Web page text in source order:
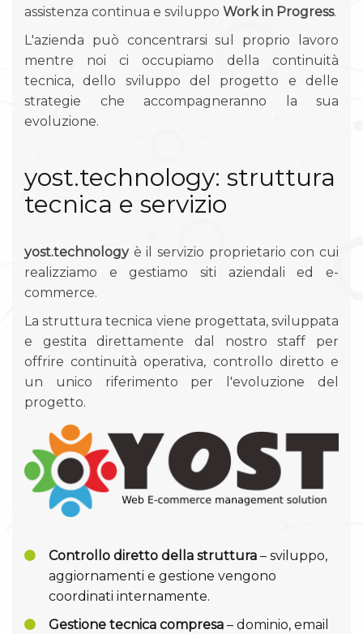
assistenza continua e sviluppo Work in Progress.
L'azienda può concentrarsi sul proprio lavoro
mentre noi ci occupiamo della continuità
tecnica, dello sviluppo del progetto e delle
strategie che accompagneranno la sua
evoluzione.
yost.technology: struttura
tecnica e servizio
yost.technologyè il servizio proprietario con cui
realizziamo e gestiamo siti aziendali ed e-
commerce.
La struttura tecnica viene progettata, sviluppata
e gestita direttamente dal nostro staff per
offrire continuità operativa, controllo diretto e
un unico riferimento per l'evoluzione del
progetto.
Controllo diretto della struttura – sviluppo,
aggiornamenti e gestione vengono
coordinati internamente.
Gestione tecnica compresa – dominio, email